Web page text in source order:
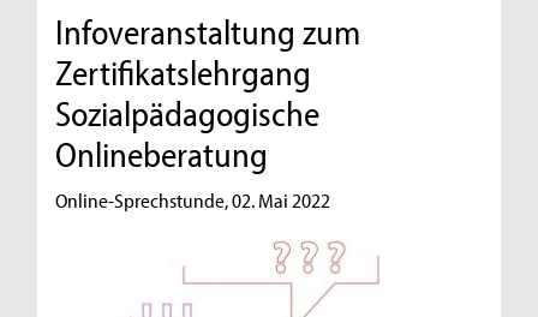
Infoveranstaltung zum
Zertifikatslehrgang
Sozialpädagogische
Onlineberatung
Online-Sprechstunde, 02. Mai 2022